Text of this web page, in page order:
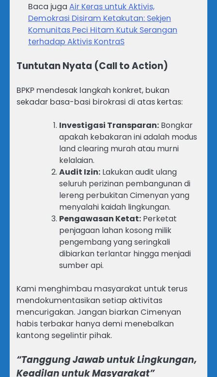
Baca juga Air Keras untuk Aktivis,
Demokrasi Disiram Ketakutan: Sekjen
Komunitas Peci Hitam Kutuk Serangan
terhadap Aktivis KontraS
Tuntutan Nyata (Call to Action)
BPKP mendesak langkah konkret, bukan
sekadar basa-basi birokrasi di atas kertas:
Investigasi Transparan: Bongkar
apakah kebakaran ini adalah modus
land clearing murah atau murni
kelalaian.
Audit Izin: Lakukan audit ulang
seluruh perizinan pembangunan di
lereng perbukitan Cimenyan yang
menyalahi kaidah lingkungan.
Pengawasan Ketat: Perketat
penjagaan lahan kosong milik
pengembang yang seringkali
dibiarkan terlantar hingga menjadi
sumber api.
Kami menghimbau masyarakat untuk terus
mendokumentasikan setiap aktivitas
mencurigakan. Jangan biarkan Cimenyan
habis terbakar hanya demi menebalkan
kantong segelintir pihak.
“Tanggung Jawab untuk Lingkungan,
Keadilan untuk Masyarakat”